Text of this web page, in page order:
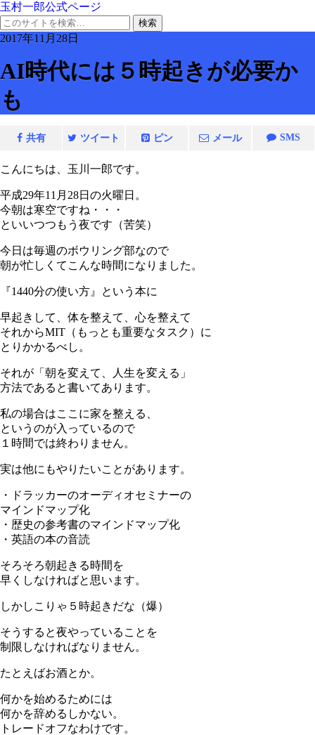
玉村一郎公式ページ
2017年11月28日
AI時代には５時起きが必要か
も
共有 ツイート ピン メール SMS
こんにちは、玉川一郎です。
平成29年11月28日の火曜日。
今朝は寒空ですね・・・
といいつつもう夜です（苦笑）
今日は毎週のボウリング部なので
朝が忙しくてこんな時間になりました。
『1440分の使い方』という本に
早起きして、体を整えて、心を整えて
それからMIT（もっとも重要なタスク）に
とりかかるべし。
それが「朝を変えて、人生を変える」
方法であると書いてあります。
私の場合はここに家を整える、
というのが入っているので
１時間では終わりません。
実は他にもやりたいことがあります。
・ドラッカーのオーディオセミナーの
マインドマップ化
・歴史の参考書のマインドマップ化
・英語の本の音読
そろそろ朝起きる時間を
早くしなければと思います。
しかしこりゃ５時起きだな（爆）
そうすると夜やっていることを
制限しなければなりません。
たとえばお酒とか。
何かを始めるためには
何かを辞めるしかない。
トレードオフなわけです。